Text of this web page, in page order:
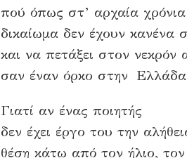
πού όπως στ’ αρχαία
δικαίωμα δεν έχουν κανένα
και να πετάξει στον νεκρόν
σαν έναν όρκο στην
Γιατί αν ένας ποιητής
δεν έχει έργο του την
θέση κάτω από τον ήλιο,